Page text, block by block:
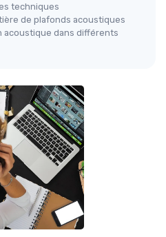
techniques
de plafonds acoustiques
acoustique dans différents